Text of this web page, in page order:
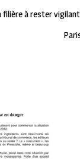
filière à rester